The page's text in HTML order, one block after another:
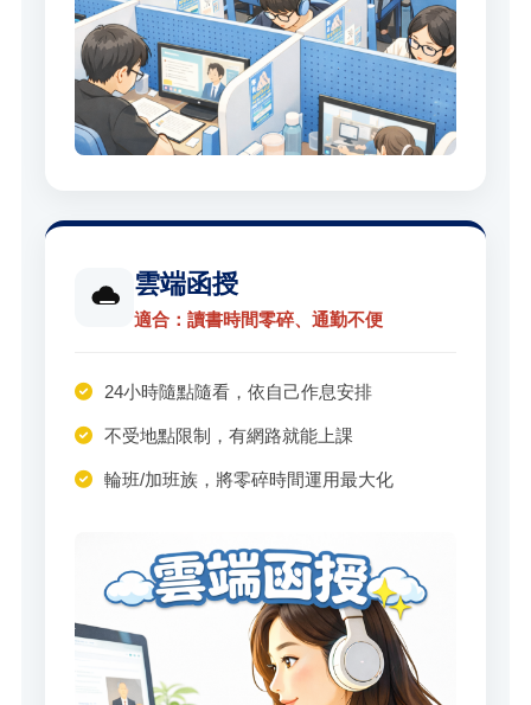
雲端函授
適合：讀書時間零碎、通勤不便
24小時隨點隨看，依自己作息安排
不受地點限制，有網路就能上課
輪班/加班族，將零碎時間運用最大化